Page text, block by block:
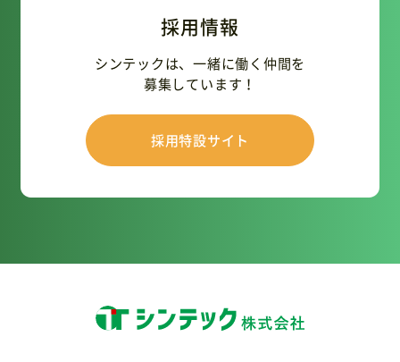
採用情報
シンテックは、一緒に働く仲間を
募集しています！
採用特設サイト